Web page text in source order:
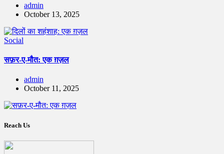
admin
October 13, 2025
Social
सफ़र-ए-मौत: एक ग़ज़ल
admin
October 11, 2025
Reach Us